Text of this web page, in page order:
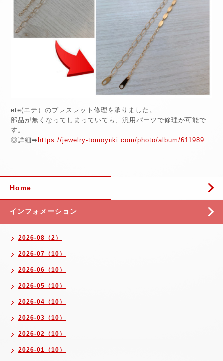
ete(エテ）のブレスレット修理を承りました。
部品が無くなってしまっていても、汎用パーツで修理が可能で
す。
◎詳細➡ https://jewelry-tomoyuki.com/photo/album/611989
Home
インフォメーション
2026-08（2）
2026-07（10）
2026-06（10）
2026-05（10）
2026-04（10）
2026-03（10）
2026-02（10）
2026-01（10）